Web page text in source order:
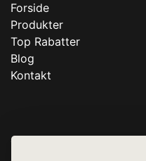
Forside
Produkter
Top Rabatter
Blog
Kontakt